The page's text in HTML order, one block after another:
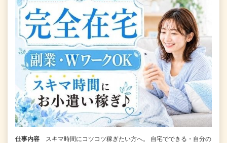
仕事内容
スキマ時間にコツコツ稼ぎたい方へ。 自宅でできる・自分の